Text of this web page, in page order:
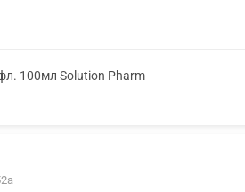
100мл Solution Pharm